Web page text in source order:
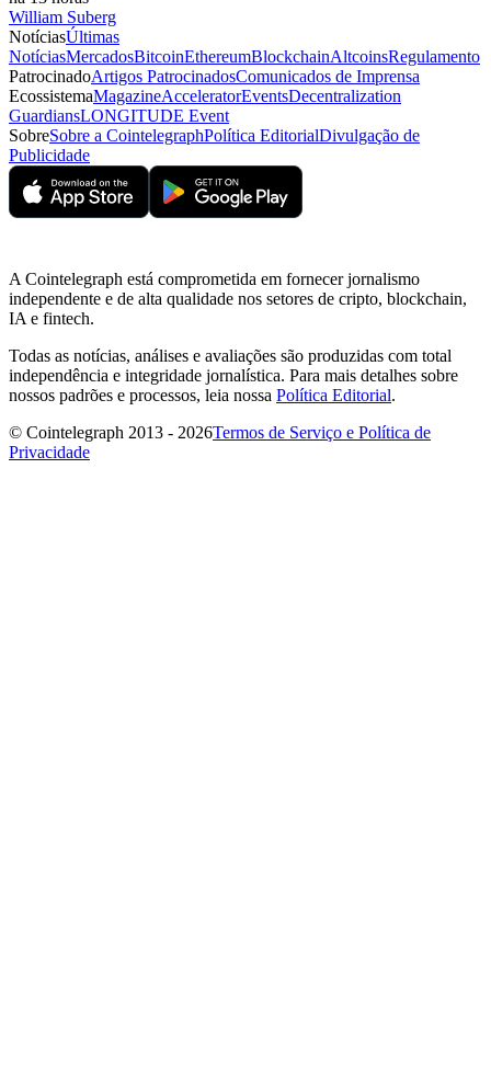
William Suberg
NotíciasÚltimas
NotíciasMercadosBitcoinEthereumBlockchainAltcoinsRegulamento
PatrocinadoArtigos PatrocinadosComunicados de Imprensa
EcossistemaMagazineAcceleratorEventsDecentralization
GuardiansLONGITUDE Event
SobreSobre a CointelegraphPolítica EditorialDivulgação de
Publicidade
A Cointelegraph está comprometida em fornecer jornalismo
independente e de alta qualidade nos setores de cripto, blockchain,
IA e fintech.
Todas as notícias, análises e avaliações são produzidas com total
independência e integridade jornalística. Para mais detalhes sobre
nossos padrões e processos, leia nossa Política Editorial.
© Cointelegraph 2013 - 2026Termos de Serviço e Política de
Privacidade